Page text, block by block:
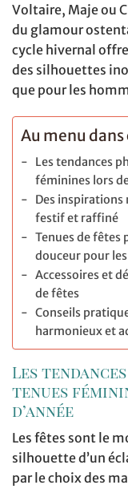
Voltaire, Maje ou
du glamour
cycle hivernal
des silhouettes
que pour les
Au menu
Les tendances
féminines lors
Des inspirations
festif et raffiné
Tenues de fêtes
douceur pour
Accessoires et
de fêtes
Conseils
harmonieux et
Les
tenues
d’année
Les fêtes sont le
silhouette d’un
par le choix des